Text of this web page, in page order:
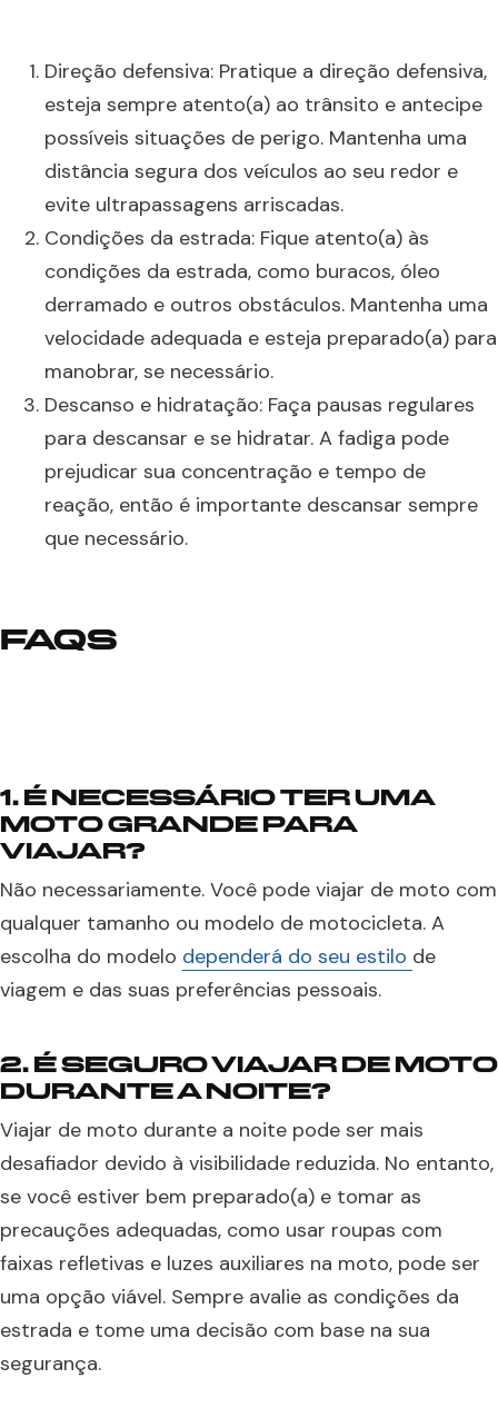
Direção defensiva: Pratique a direção defensiva,
esteja sempre atento(a) ao trânsito e antecipe
possíveis situações de perigo. Mantenha uma
distância segura dos veículos ao seu redor e
evite ultrapassagens arriscadas.
Condições da estrada: Fique atento(a) às
condições da estrada, como buracos, óleo
derramado e outros obstáculos. Mantenha uma
velocidade adequada e esteja preparado(a) para
manobrar, se necessário.
Descanso e hidratação: Faça pausas regulares
para descansar e se hidratar. A fadiga pode
prejudicar sua concentração e tempo de
reação, então é importante descansar sempre
que necessário.
FAQS
1. É NECESSÁRIO TER UMA
MOTO GRANDE PARA
VIAJAR?
Não necessariamente. Você pode viajar de moto com
qualquer tamanho ou modelo de motocicleta. A
escolha do modelo dependerá do seu estilo de
viagem e das suas preferências pessoais.
2. É SEGURO VIAJAR DE MOTO
DURANTE A NOITE?
Viajar de moto durante a noite pode ser mais
desafiador devido à visibilidade reduzida. No entanto,
se você estiver bem preparado(a) e tomar as
precauções adequadas, como usar roupas com
faixas refletivas e luzes auxiliares na moto, pode ser
uma opção viável. Sempre avalie as condições da
estrada e tome uma decisão com base na sua
segurança.